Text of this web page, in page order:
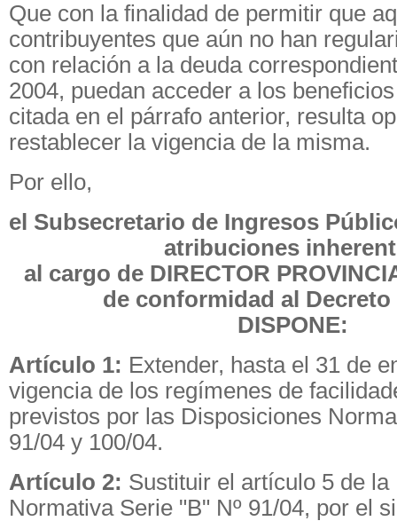
Que con la finalidad de permitir que
contribuyentes que aún no han
con relación a la deuda
2004, puedan acceder a los
citada en el párrafo anterior, resulta
restablecer la vigencia de la misma.
Por ello,
el Subsecretario de Ingresos
atribuciones
al cargo de DIRECTOR
de conformidad al Decreto
DISPONE:
Artículo 1: Extender, hasta el 31 de
vigencia de los regímenes de
previstos por las Disposiciones
91/04 y 100/04.
Artículo 2: Sustituir el artículo 5 de la
Normativa Serie "B" Nº 91/04, por el